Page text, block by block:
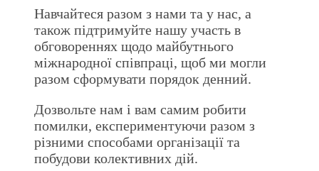
Навчайтеся разом з нами та у нас, а
також підтримуйте нашу участь в
обговореннях щодо майбутнього
міжнародної співпраці, щоб ми могли
разом сформувати порядок денний.
Дозвольте нам і вам самим робити
помилки, експериментуючи разом з
різними способами організації та
побудови колективних дій.